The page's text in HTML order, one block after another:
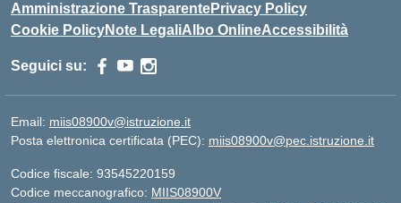
Amministrazione TrasparentePrivacy Policy
Cookie PolicyNote LegaliAlbo OnlineAccessibilità
Seguici su:
Email: miis08900v@istruzione.it
Posta elettronica certificata (PEC): miis08900v@pec.istruzione.it
Codice fiscale: 93545220159
Codice meccanografico: MIIS08900V